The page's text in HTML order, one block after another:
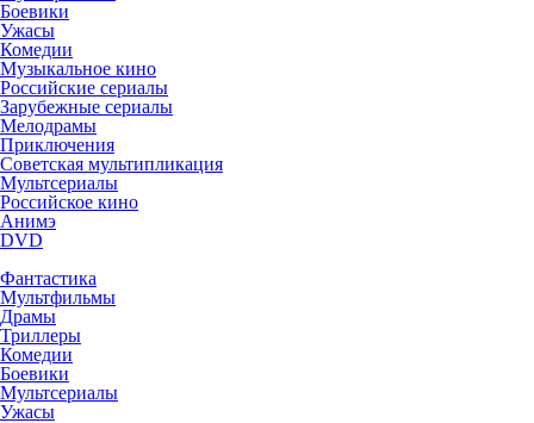
Боевики
Ужасы
Комедии
Музыкальное кино
Российские сериалы
Зарубежные сериалы
Мелодрамы
Приключения
Советская мультипликация
Мультсериалы
Российское кино
Анимэ
DVD
Фантастика
Мультфильмы
Драмы
Триллеры
Комедии
Боевики
Мультсериалы
Ужасы